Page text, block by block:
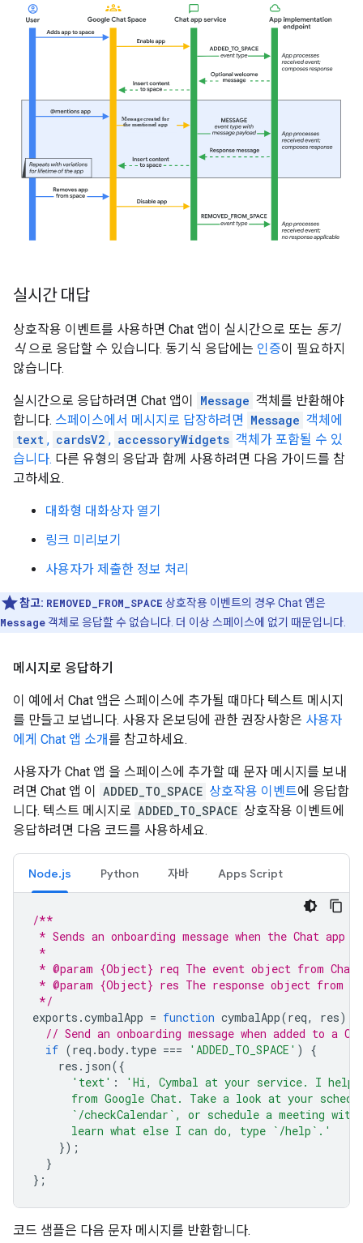
실시간 대답
상호작용 이벤트를 사용하면 Chat 앱이 실시간으로 또는 동기
식으로 응답할 수 있습니다. 동기식 응답에는 인증이 필요하지
않습니다.
실시간으로 응답하려면 Chat 앱이 Message 객체를 반환해야
합니다. 스페이스에서 메시지로 답장하려면 Message 객체에
text , cardsV2 , accessoryWidgets 객체가 포함될 수 있
습니다. 다른 유형의 응답과 함께 사용하려면 다음 가이드를 참
고하세요.
대화형 대화상자 열기
링크 미리보기
사용자가 제출한 정보 처리
참고: REMOVED_FROM_SPACE 상호작용 이벤트의 경우 Chat 앱은
Message 객체로 응답할 수 없습니다. 더 이상 스페이스에 없기 때문입니다.
메시지로 응답하기
이 예에서 Chat 앱은 스페이스에 추가될 때마다 텍스트 메시지
를 만들고 보냅니다. 사용자 온보딩에 관한 권장사항은 사용자
에게 Chat 앱 소개를 참고하세요.
사용자가 Chat 앱 을 스페이스에 추가할 때 문자 메시지를 보내
려면 Chat 앱 이
ADDED_TO_SPACE 상호작용 이벤트에 응답합
니다. 텍스트 메시지로 ADDED_TO_SPACE 상호작용 이벤트에
응답하려면 다음 코드를 사용하세요.
Node.js Python 자바 Apps Script
/**
* Sends an onboarding message when the Chat app
*
* @param {Object} req The event object from Chat
* @param {Object} res The response object from
*/
exports .cymbalApp = function cymbalApp(req, res)
// Send an onboarding message when added to a
if (req .body. type === 'ADDED_TO_SPACE' )
{
res . json({
'text' :
'Hi, Cymbal at your service. I help
from Google Chat. Take a look at your
`/checkCalendar`, or schedule a meeting
      learn what else I can do, type `/help`.'
});
}
};
코드 샘플은 다음 문자 메시지를 반환합니다.